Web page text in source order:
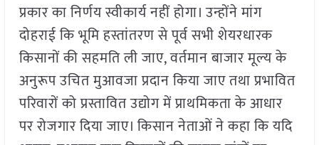
प्रकार का निर्णय स्वीकार्य नहीं होगा। उन्होंने मांग
दोहराई कि भूमि हस्तांतरण से पूर्व सभी शेयरधारक
किसानों की सहमति ली जाए, वर्तमान बाजार मूल्य के
अनुरूप उचित मुआवजा प्रदान किया जाए तथा प्रभावित
परिवारों को प्रस्तावित उद्योग में प्राथमिकता के आधार
पर रोजगार दिया जाए। किसान नेताओं ने कहा कि यदि